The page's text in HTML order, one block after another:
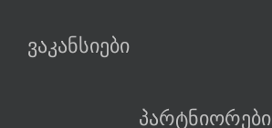
ვაკანსიები
პარტნიორები